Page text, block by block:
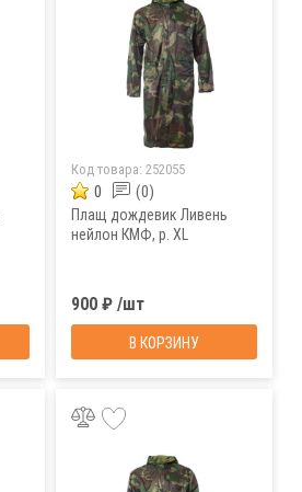
Код товара: 252055
0 (0)
Плащ дождевик Ливень
нейлон КМФ, р. XL
900 ₽ /шт
В КОРЗИНУ